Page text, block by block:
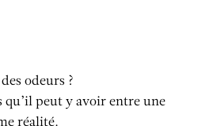
odeurs ?
qu’il peut y avoir entre une
réalité.